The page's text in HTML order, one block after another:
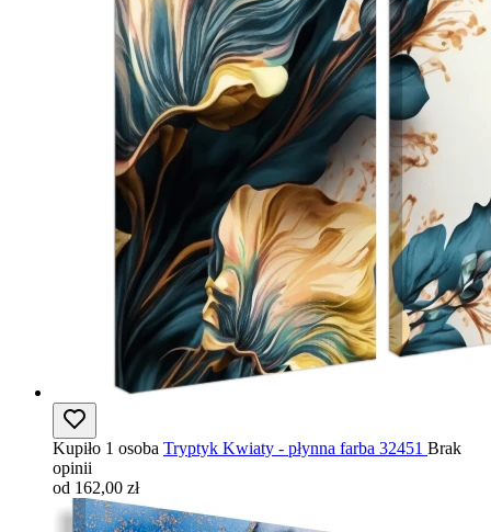
Kupiło 1 osoba Tryptyk Kwiaty - płynna farba 32451 Brak
opinii
od 162,00 zł